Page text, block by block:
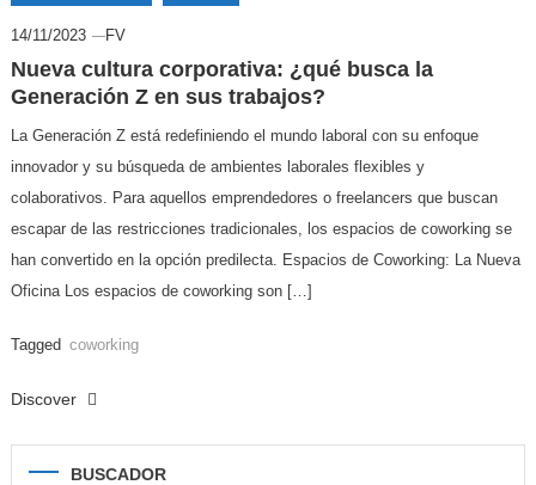
14/11/2023 FV
Nueva cultura corporativa: ¿qué busca la
Generación Z en sus trabajos?
La Generación Z está redefiniendo el mundo laboral con su enfoque
innovador y su búsqueda de ambientes laborales flexibles y
colaborativos. Para aquellos emprendedores o freelancers que buscan
escapar de las restricciones tradicionales, los espacios de coworking se
han convertido en la opción predilecta. Espacios de Coworking: La Nueva
Oficina Los espacios de coworking son […]
Tagged coworking
Discover
BUSCADOR